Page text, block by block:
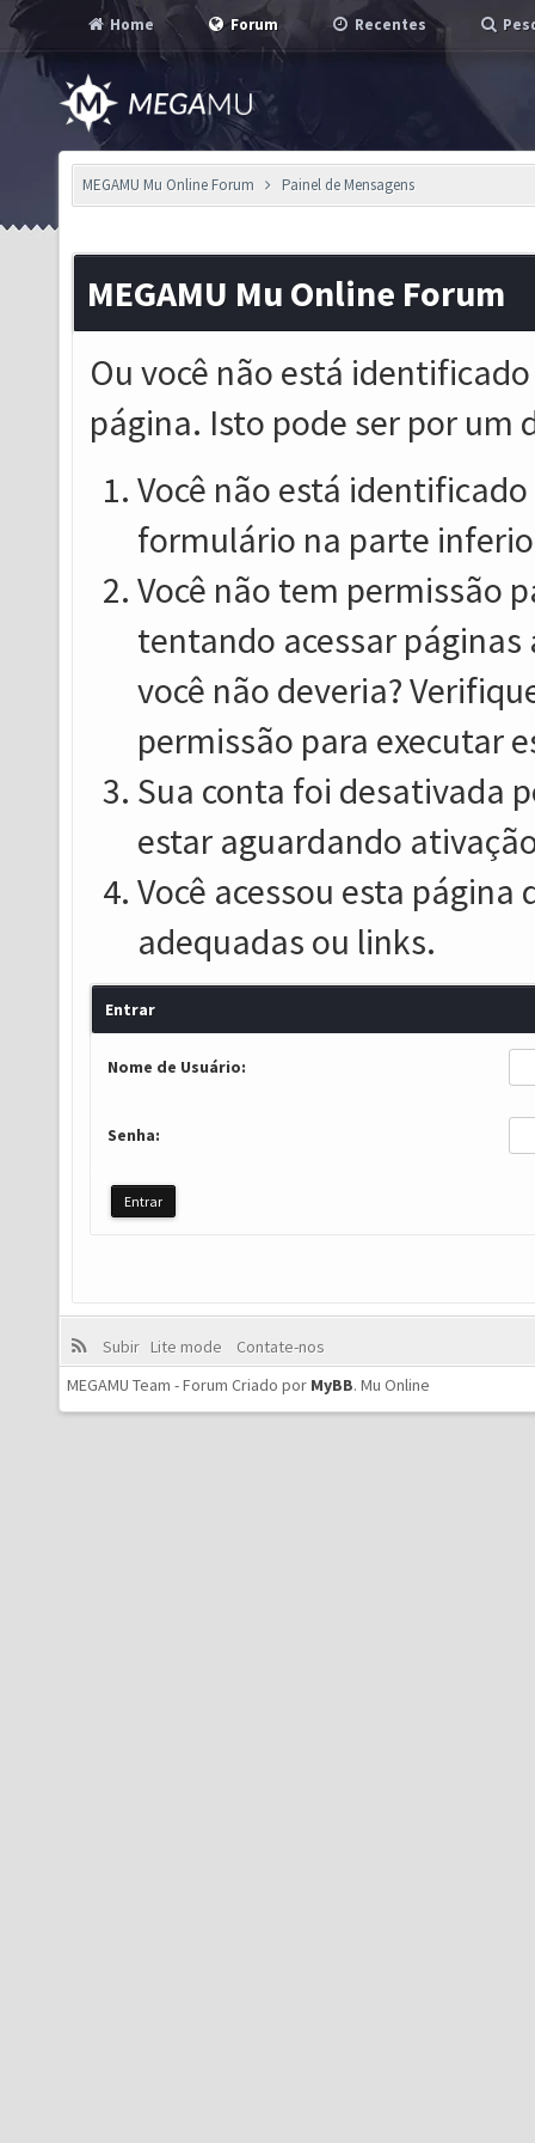
Home Forum Recentes
MEGAMU Mu Online Forum Painel de Mensagens
MEGAMU Mu Online Forum
Ou você não está
página. Isto pode ser por um
Você não está
formulário na parte
Você não tem permissão
tentando acessar
você não deveria?
permissão para executar
Sua conta foi desativada
estar aguardando
Você acessou esta
adequadas ou links.
Entrar
Nome de Usuário:
Senha:
Subir Lite mode
Contate-nos
MEGAMU Team - Forum Criado por MyBB. Mu Online